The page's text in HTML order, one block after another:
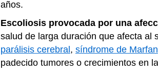
años.
Escoliosis provocada por una
salud de larga duración que afecta al
parálisis cerebral, síndrome de Marfan
padecido tumores o crecimientos en